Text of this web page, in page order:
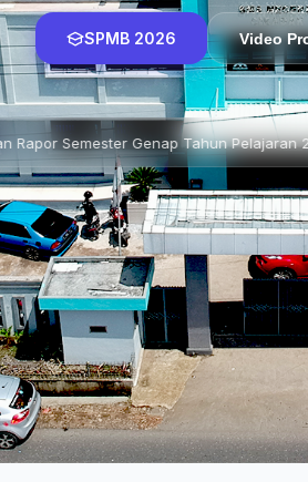
SPMB 2026 Video
Tahun Pelajaran 2025-2026 •